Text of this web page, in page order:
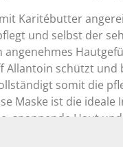
Karitébutter
und selbst der
angenehmes
Allantoin schützt und
somit die
Maske ist die ideale
spannende Haut